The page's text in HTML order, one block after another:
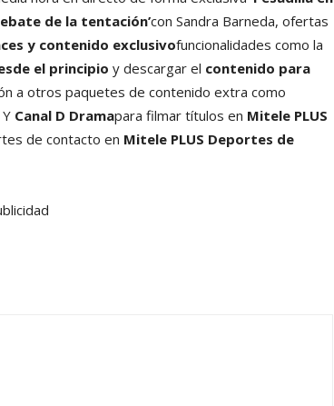
de la tentación’con Sandra Barneda, ofertas
y contenido exclusivofuncionalidades como la
el principio y descargar el contenido para
a otros paquetes de contenido extra como
Y Canal D Dramapara filmar títulos en Mitele PLUS
de contacto en Mitele PLUS Deportes de